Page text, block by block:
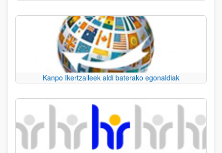
Kanpo Ikertzaileek aldi baterako egonaldiak